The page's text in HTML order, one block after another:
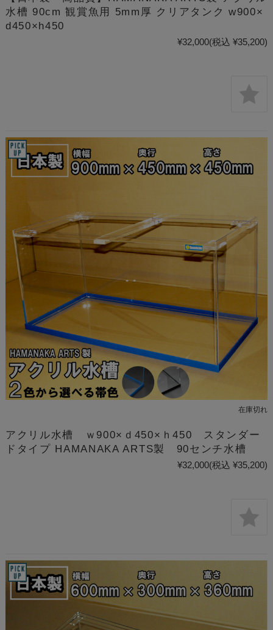
水槽 90cm 観賞魚用 5mm厚 クリアタンク w900×
d450×h450
¥32,000(税込 ¥35,200)
在庫切れ
アクリル水槽 ｗ900×ｄ450×ｈ450 スタンダー
ドタイプ HAMANAKA ARTS製 90センチ水槽
¥32,000(税込 ¥35,200)